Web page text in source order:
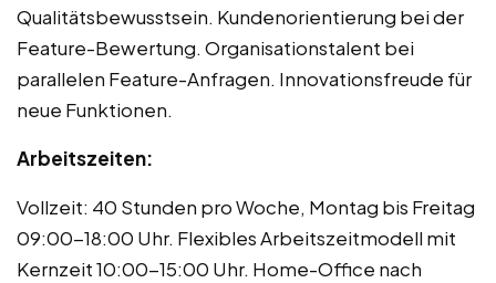
Qualitätsbewusstsein. Kundenorientierung bei der
Feature-Bewertung. Organisationstalent bei
parallelen Feature-Anfragen. Innovationsfreude für
neue Funktionen.
Arbeitszeiten:
Vollzeit: 40 Stunden pro Woche, Montag bis Freitag
09:00-18:00 Uhr. Flexibles Arbeitszeitmodell mit
Kernzeit 10:00-15:00 Uhr. Home-Office nach